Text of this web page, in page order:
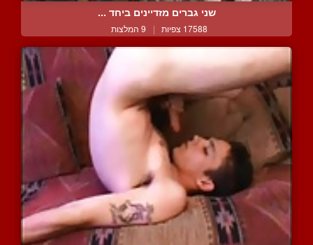
שני גברים מזדיינים ביחד ...
17588 צפיות | 9 המלצות